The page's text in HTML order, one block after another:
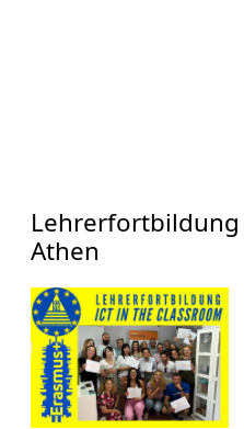
Lehrerfortbildung
Athen